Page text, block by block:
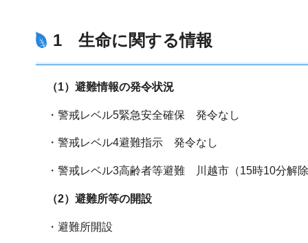
1 生命に関する情報
（1）避難情報の発令状況
・警戒レベル5緊急安全確保 発令なし
・警戒レベル4避難指示 発令なし
・警戒レベル3高齢者等避難 川越市（15時10分解
（2）避難所等の開設
・避難所開設